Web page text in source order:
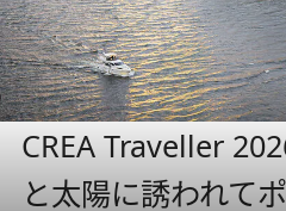
CREA Traveller
と太陽に誘われて